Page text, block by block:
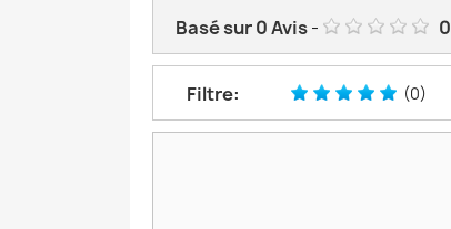
Basé sur0Avis- 0
Filtre: (0)